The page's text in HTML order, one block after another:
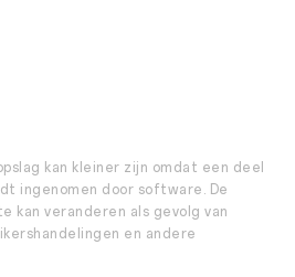
kan kleiner zijn omdat een deel
ingenomen door software. De
kan veranderen als gevolg van
en andere